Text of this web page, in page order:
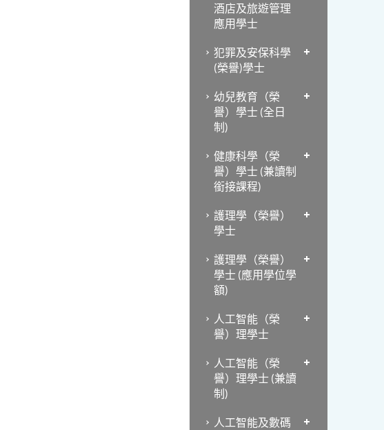
酒店及旅遊管理
應用學士
犯罪及安保科學
(榮譽)學士
幼兒教育（榮
譽）學士 (全日
制)
健康科學（榮
譽）學士 (兼讀制
銜接課程)
護理學（榮譽）
學士
護理學（榮譽）
學士 (應用學位學
額)
人工智能（榮
譽）理學士
人工智能（榮
譽）理學士 (兼讀
制)
人工智能及數碼